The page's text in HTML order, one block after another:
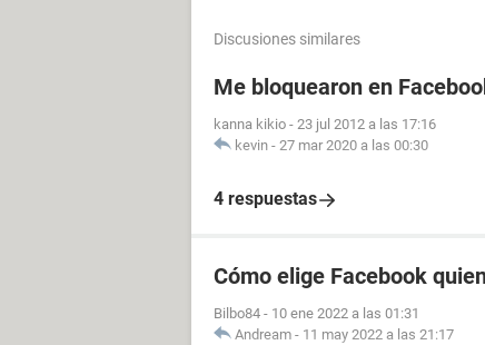
Discusiones similares
Me bloquearon en
kanna kikio - 23 jul 2012 a las 17:16
kevin - 27 mar 2020 a las 00:30
4 respuestas
Cómo elige Facebook
Bilbo84 - 10 ene 2022 a las 01:31
Andream - 11 may 2022 a las 21:17